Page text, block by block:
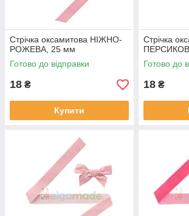
Стрічка оксамитова НІЖНО-
РОЖЕВА, 25 мм
Готово до відправки
18 ₴
Купити
Стрічка
Готово до
18 ₴